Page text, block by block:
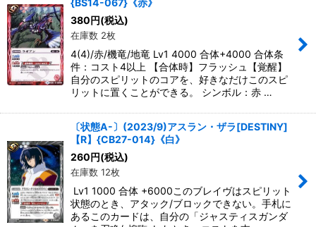
{BS14-067}《赤》
380 円(税込)
在庫数 2枚
4(4)/赤/機竜/地竜 Lv1 4000 合体+4000 合体条
件：コスト4以上 【合体時】フラッシュ【覚醒】
自分のスピリットのコアを、好きなだけこのスピ
リットに置くことができる。 シンボル：赤 …
〔状態A-〕(2023/9)アスラン・ザラ[DESTINY]
【R】{CB27-014}《白》
260 円(税込)
在庫数 12枚
Lv1 1000 合体 +6000このブレイヴはスピリット
状態のとき、アタック/ブロックできない。手札に
あるこのカードは、自分の「ジャスティスガンダ